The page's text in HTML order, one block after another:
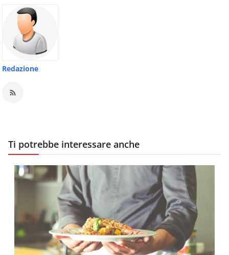
Redazione
Ti potrebbe interessare anche